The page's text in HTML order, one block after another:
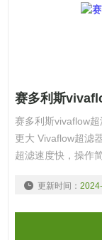
赛多利斯
赛多利斯vivaflow
更大 Vivaflow超滤
超滤速度快，操作
低泵速下即可达到
更新时间： 2024-